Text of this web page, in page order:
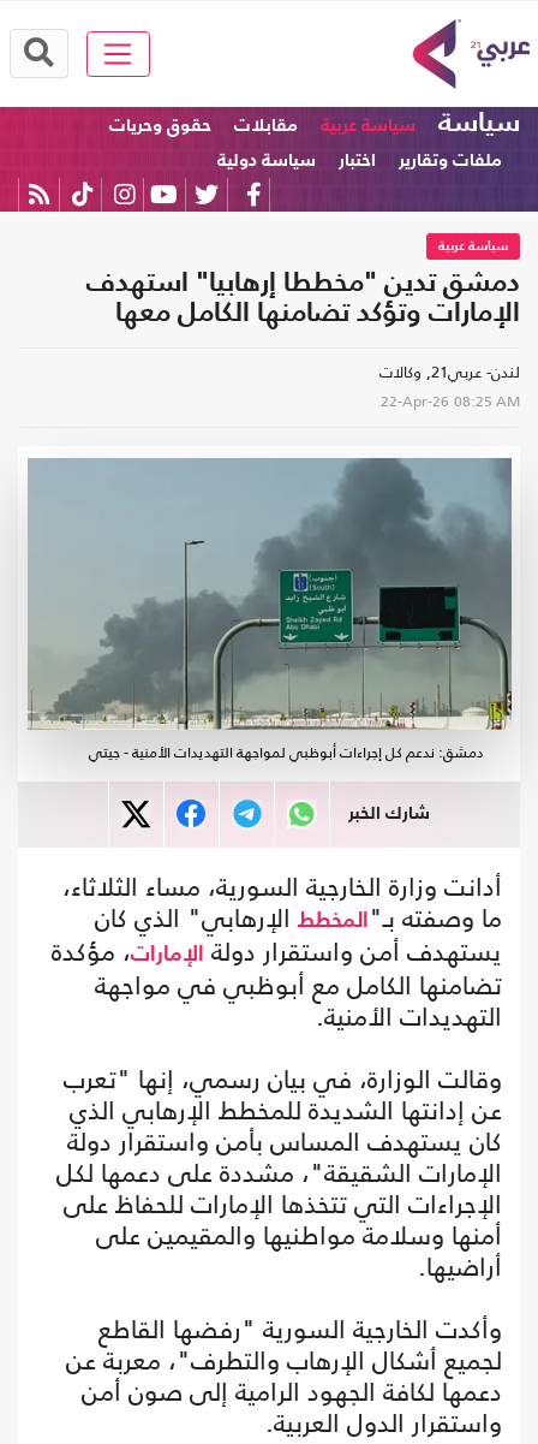
سياسة سياسة عربية مقابلات
حقوق وحريات
ملفات وتقارير
اختبار سياسة دولية
سياسة عربية
دمشق تدين "مخططا إرهابيا" استهدف
الإمارات وتؤكد تضامنها الكامل معها
لندن- عربي21, وكالات
22-Apr-26 08:25 AM
دمشق: ندعم كل إجراءات أبوظبي لمواجهة التهديدات الأمنية - جيتي
شارك الخبر
أدانت وزارة الخارجية السورية، مساء الثلاثاء،
ما وصفته بـ" المخطط الإرهابي" الذي كان
يستهدف أمن واستقرار دولة
الإمارات، مؤكدة
تضامنها الكامل مع أبوظبي في مواجهة
التهديدات الأمنية.
وقالت الوزارة، في بيان رسمي، إنها "تعرب
عن إدانتها الشديدة للمخطط الإرهابي الذي
كان يستهدف المساس بأمن واستقرار دولة
الإمارات الشقيقة"، مشددة على دعمها لكل
الإجراءات التي تتخذها الإمارات للحفاظ على
أمنها وسلامة مواطنيها والمقيمين على
أراضيها.
وأكدت الخارجية السورية "رفضها القاطع
لجميع أشكال الإرهاب والتطرف"، معربة عن
دعمها لكافة الجهود الرامية إلى صون أمن
واستقرار الدول العربية.